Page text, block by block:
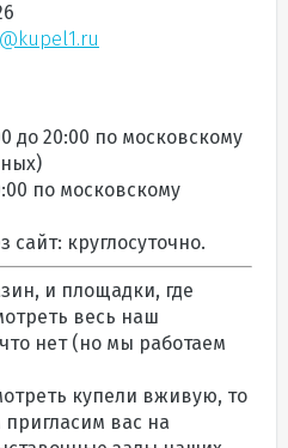
до 20:00 по московскому
по московскому
сайт: круглосуточно.
и площадки, где
весь наш
нет (но мы работаем
купели вживую, то
вас на